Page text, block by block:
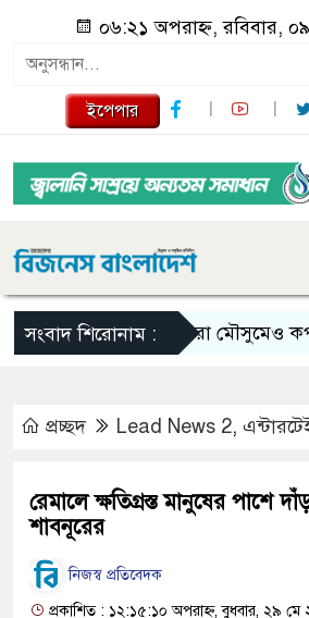
০৬:২১ অপরাহ্ন, রবিবার,
ইপেপার
সংবাদ শিরোনাম :ভরা মৌসুমেও কপালে
প্রচ্ছদ Lead News 2,
রেমালে ক্ষতিগ্রস্ত মানুষের পাশে
শাবনূরের
নিজস্ব প্রতিবেদক
প্রকাশিত : ১২:১৫:১০ অপরাহ্ন, বুধবার, ২৯ মে